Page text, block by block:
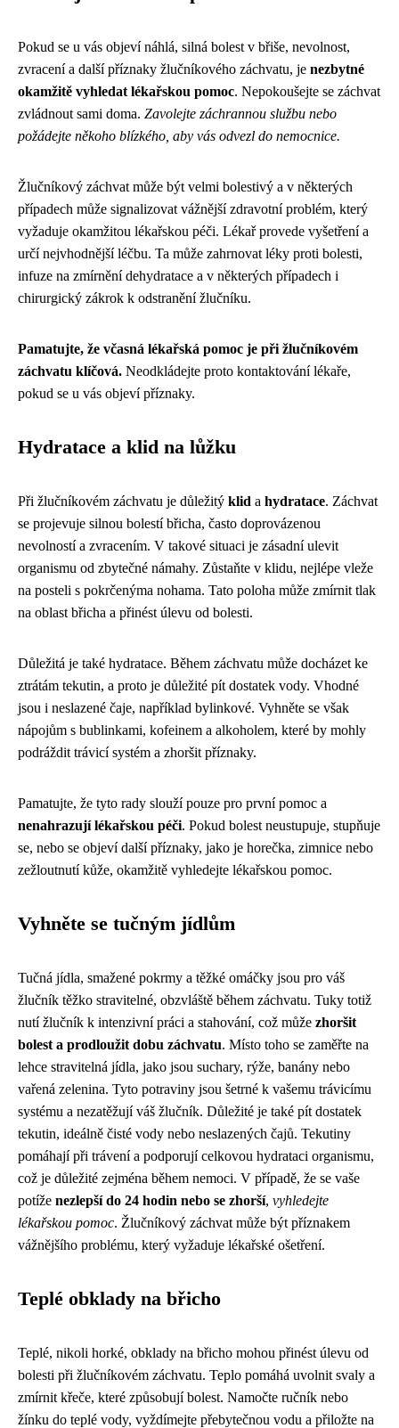
Pokud se u vás objeví náhlá, silná bolest v břiše, nevolnost,
zvracení a další příznaky žlučníkového záchvatu, je nezbytné
okamžitě vyhledat lékařskou pomoc. Nepokoušejte se záchvat
zvládnout sami doma. Zavolejte záchrannou službu nebo
požádejte někoho blízkého, aby vás odvezl do nemocnice.
Žlučníkový záchvat může být velmi bolestivý a v některých
případech může signalizovat vážnější zdravotní problém, který
vyžaduje okamžitou lékařskou péči. Lékař provede vyšetření a
určí nejvhodnější léčbu. Ta může zahrnovat léky proti bolesti,
infuze na zmírnění dehydratace a v některých případech i
chirurgický zákrok k odstranění žlučníku.
Pamatujte, že včasná lékařská pomoc je při žlučníkovém
záchvatu klíčová. Neodkládejte proto kontaktování lékaře,
pokud se u vás objeví příznaky.
Hydratace a klid na lůžku
Při žlučníkovém záchvatu je důležitý klid a hydratace. Záchvat
se projevuje silnou bolestí břicha, často doprovázenou
nevolností a zvracením. V takové situaci je zásadní ulevit
organismu od zbytečné námahy. Zůstaňte v klidu, nejlépe vleže
na posteli s pokrčenýma nohama. Tato poloha může zmírnit tlak
na oblast břicha a přinést úlevu od bolesti.
Důležitá je také hydratace. Během záchvatu může docházet ke
ztrátám tekutin, a proto je důležité pít dostatek vody. Vhodné
jsou i neslazené čaje, například bylinkové. Vyhněte se však
nápojům s bublinkami, kofeinem a alkoholem, které by mohly
podráždit trávicí systém a zhoršit příznaky.
Pamatujte, že tyto rady slouží pouze pro první pomoc a
nenahrazují lékařskou péči. Pokud bolest neustupuje, stupňuje
se, nebo se objeví další příznaky, jako je horečka, zimnice nebo
zežloutnutí kůže, okamžitě vyhledejte lékařskou pomoc.
Vyhněte se tučným jídlům
Tučná jídla, smažené pokrmy a těžké omáčky jsou pro váš
žlučník těžko stravitelné, obzvláště během záchvatu. Tuky totiž
nutí žlučník k intenzivní práci a stahování, což může zhoršit
bolest a prodloužit dobu záchvatu. Místo toho se zaměřte na
lehce stravitelná jídla, jako jsou suchary, rýže, banány nebo
vařená zelenina. Tyto potraviny jsou šetrné k vašemu trávicímu
systému a nezatěžují váš žlučník. Důležité je také pít dostatek
tekutin, ideálně čisté vody nebo neslazených čajů. Tekutiny
pomáhají při trávení a podporují celkovou hydrataci organismu,
což je důležité zejména během nemoci. V případě, že se vaše
potíže nezlepší do 24 hodin nebo se zhorší, vyhledejte
lékařskou pomoc. Žlučníkový záchvat může být příznakem
vážnějšího problému, který vyžaduje lékařské ošetření.
Teplé obklady na břicho
Teplé, nikoli horké, obklady na břicho mohou přinést úlevu od
bolesti při žlučníkovém záchvatu. Teplo pomáhá uvolnit svaly a
zmírnit křeče, které způsobují bolest. Namočte ručník nebo
žínku do teplé vody, vyždímejte přebytečnou vodu a přiložte na